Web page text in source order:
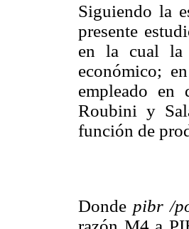
Siguiendo la
presente
en la cual la
económico;
empleado en
Roubini y
función de
Donde pibr /